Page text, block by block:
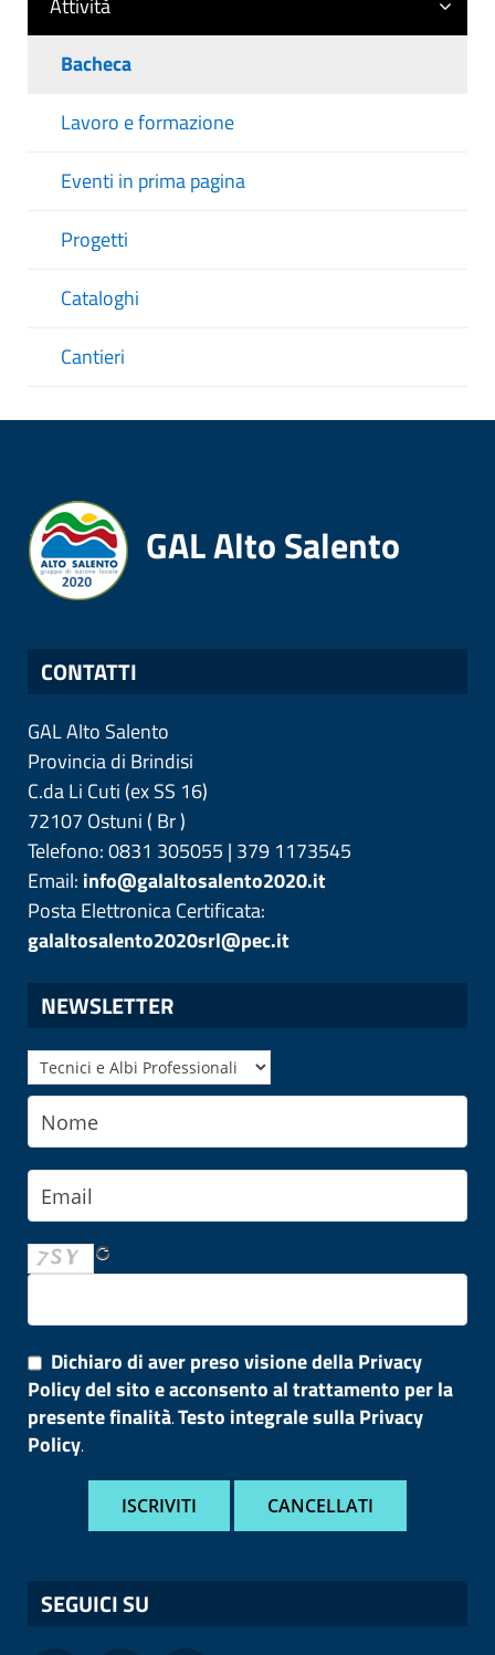
Attività
Bacheca
Lavoro e formazione
Eventi in prima pagina
Progetti
Cataloghi
Cantieri
GAL Alto Salento
CONTATTI
GAL Alto Salento
Provincia di Brindisi
C.da Li Cuti (ex SS 16)
72107 Ostuni ( Br)
Telefono: 0831 305055 | 379 1173545
Email: info@galaltosalento2020.it
Posta Elettronica Certificata:
galaltosalento2020srl@pec.it
NEWSLETTER
Dichiaro di aver preso visione della Privacy
Policy del sito e acconsento al trattamento per la
presente finalità.Testo integrale sulla Privacy
Policy.
SEGUICI SU